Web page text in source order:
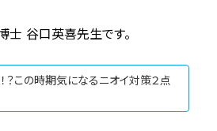
士 谷口英喜先生です。
？この時期気になるニオイ対策２点